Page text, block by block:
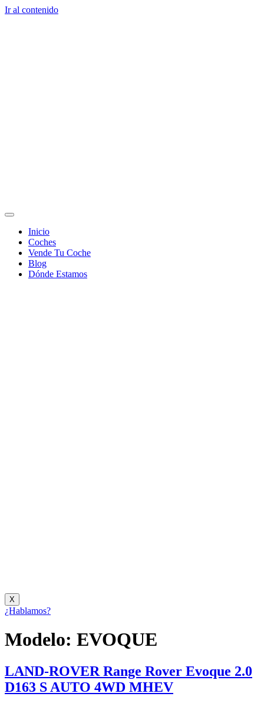
Ir al contenido
Inicio
Coches
Vende Tu Coche
Blog
Dónde Estamos
X
¿Hablamos?
Modelo: EVOQUE
LAND-ROVER Range Rover Evoque 2.0
D163 S AUTO 4WD MHEV